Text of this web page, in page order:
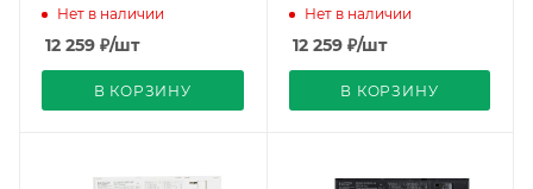
8-80 deg, 230V, TRIAC)
(Arlight, IP20 Металл,
Нет в наличии
12 259 ₽/шт
В КОРЗИНУ
8-80 deg, 230V, TRIAC)
(Arlight, IP20 Металл,
Нет в наличии
12 259₽/шт
В КОРЗИНУ